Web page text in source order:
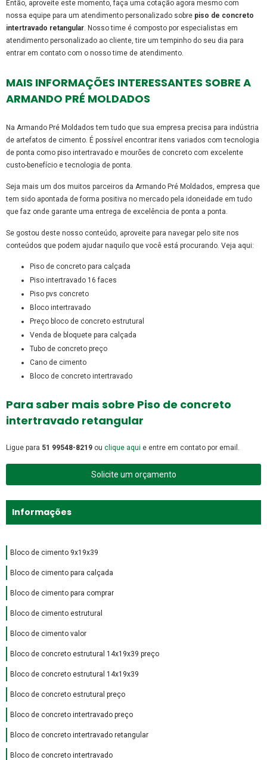
Então, aproveite este momento, faça uma cotação agora mesmo com
nossa equipe para um atendimento personalizado sobre piso de concreto
intertravado retangular . Nosso time é composto por especialistas em
atendimento personalizado ao cliente, tire um tempinho do seu dia para
entrar em contato com o nosso time de atendimento.
MAIS INFORMAÇÕES INTERESSANTES SOBRE A
ARMANDO PRÉ MOLDADOS
Na Armando Pré Moldados tem tudo que sua empresa precisa para indústria
de artefatos de cimento. É possível encontrar itens variados com tecnologia
de ponta como piso intertravado e mourões de concreto com excelente
custo-benefício e tecnologia de ponta.
Seja mais um dos muitos parceiros da Armando Pré Moldados, empresa que
tem sido apontada de forma positiva no mercado pela idoneidade em tudo
que faz onde garante uma entrega de excelência de ponta a ponta.
Se gostou deste nosso conteúdo, aproveite para navegar pelo site nos
conteúdos que podem ajudar naquilo que você está procurando. Veja aqui:
piso de concreto para calçada
piso intertravado 16 faces
piso pvs concreto
bloco intertravado
preço bloco de concreto estrutural
venda de bloquete para calçada
tubo de concreto preço
cano de cimento
bloco de concreto intertravado
Para saber mais sobre Piso de concreto
intertravado retangular
Ligue para 51 99548-8219 ou clique aqui e entre em contato por email.
Solicite um orçamento
Informações
Bloco de cimento 9x19x39
Bloco de cimento para calçada
Bloco de cimento para comprar
Bloco de cimento estrutural
Bloco de cimento valor
Bloco de concreto estrutural 14x19x39 preço
Bloco de concreto estrutural 14x19x39
Bloco de concreto estrutural preço
Bloco de concreto intertravado preço
Bloco de concreto intertravado retangular
Bloco de concreto intertravado